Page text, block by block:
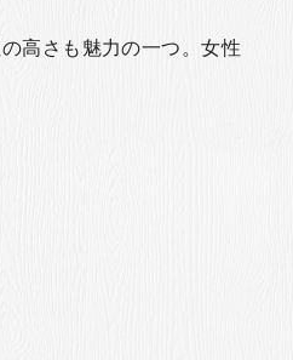
高さも魅力の一つ。女性